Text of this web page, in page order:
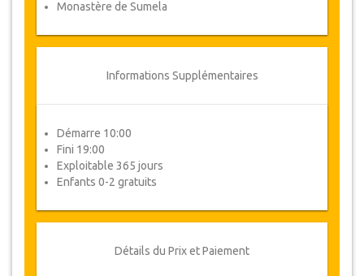
l'accord en raison de Force Majeure.
d’autres dates alternatives ou un
redirigé vers les détails de YourCard pour saisir
vos informations de réservation et vous recevrez
automatiquement votre Voucher.
Suivez JazicoWorld? .. Passez
le mot!
Monastère de Sumela
Informations Supplémentaires
Démarre 10:00
Fini 19:00
Exploitable 365 jours
Enfants 0-2 gratuits
Détails du Prix et Paiement